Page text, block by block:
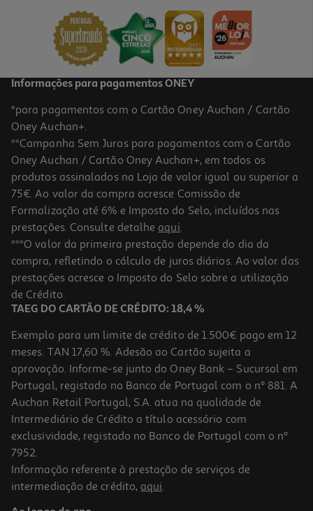
569,99 €
3.4
Maquina De Lavar Loiça Samsung Dw60cg550fsret Inox D
14conjuntos
499.99 €/un
499,99 €
Máquina De Lavar Loiça Hisense Hs623d10x Look Inox 14
Conjuntos Classe D
Informações para pagamentos ONEY
*para pagamentos com o Cartão Oney Auchan / Cartão
Oney Auchan+.
**Campanha Sem Juros para pagamentos com o Cartão
Oney Auchan / Cartão Oney Auchan+, em todos os
produtos assinalados na Loja de valor igual ou superior a
75€. Ao valor da compra acresce Comissão de
Formalização até 6% e Imposto do Selo, incluídos nas
prestações. Consulte detalhe aqui.
***O valor da primeira prestação depende do dia da
compra, refletindo o cálculo de juros diários. Ao valor das
prestações acresce o Imposto do Selo sobre a utilização
de Crédito.
TAEG DO CARTÃO DE CRÉDITO: 18,4 %
Exemplo para um limite de crédito de 1.500€ pago em 12
meses. TAN 17,60 %. Adesão ao Cartão sujeita a
aprovação. Informe-se junto do Oney Bank – Sucursal em
Portugal, registado no Banco de Portugal com o nº 881. A
Auchan Retail Portugal, S.A. atua na qualidade de
Intermediário de Crédito a título acessório com
exclusividade, registado no Banco de Portugal com o nº
7952.
Informação referente à prestação de serviços de
intermediação de crédito, aqui.